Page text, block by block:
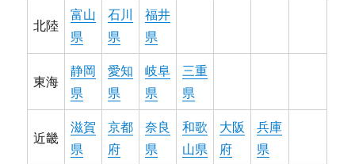
北陸
富山
県
石川
県
福井
県
東海
静岡
県
愛知
県
岐阜
県
三重
県
近畿
滋賀
県
京都
府
奈良
県
和歌
山県
大阪
府
兵庫
県